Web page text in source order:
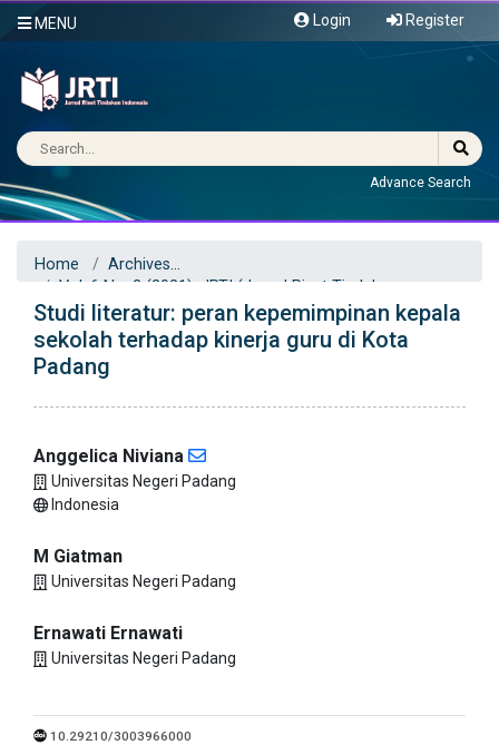
MENU Login Register
Advance Search
Home
Archives
Vol. 6 No. 2 (2021): JRTI (Jurnal Riset Tindakan
Indonesia)
Articles
Studi literatur: peran kepemimpinan kepala
sekolah terhadap kinerja guru di Kota
Padang
Anggelica Niviana
Universitas Negeri Padang
Indonesia
M Giatman
Universitas Negeri Padang
Ernawati Ernawati
Universitas Negeri Padang
10.29210/3003966000